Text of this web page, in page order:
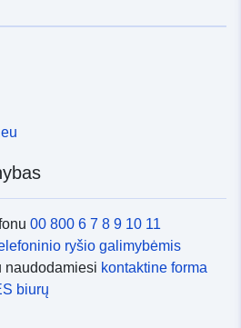
00 800 6 7 8 9 10 11
ryšio galimybėmis
naudodamiesi kontaktine forma
biurų